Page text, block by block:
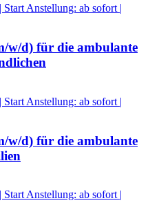
| Start Anstellung: ab sofort|
w/d) für die ambulante
| Start Anstellung: ab sofort |
w/d) für die ambulante
| Start Anstellung: ab sofort |